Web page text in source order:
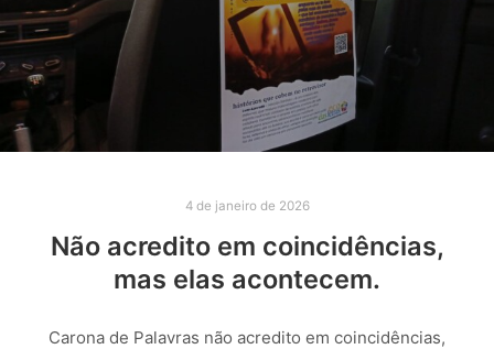
4 de janeiro de 2026
Não acredito em coincidências,
mas elas acontecem.
Carona de Palavras não acredito em coincidências,